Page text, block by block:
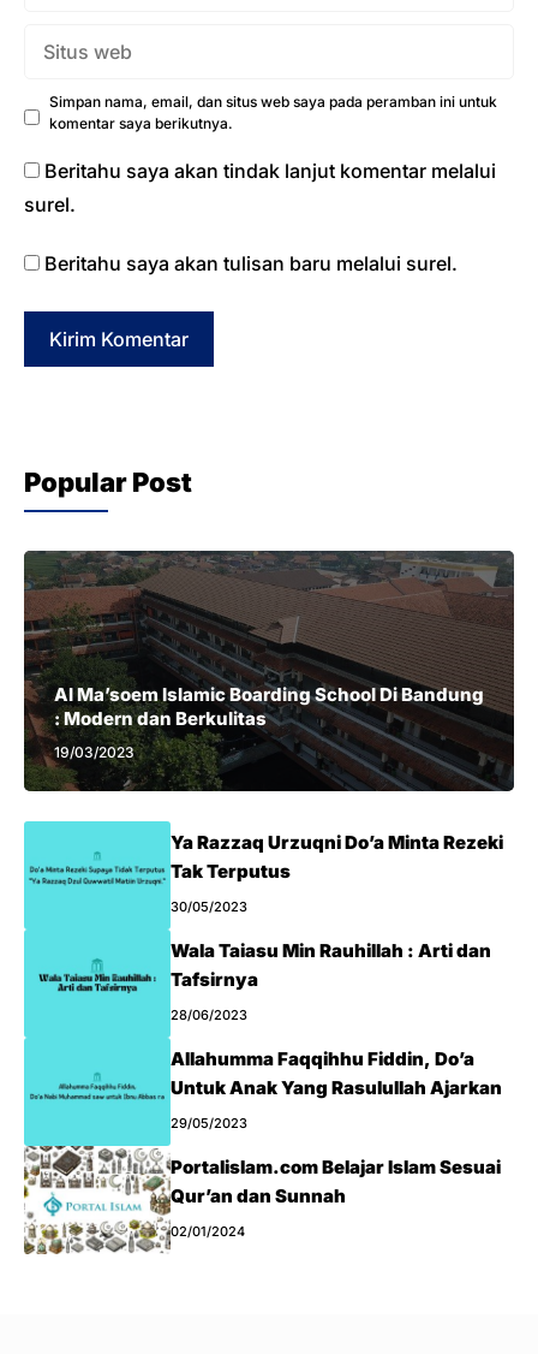
Simpan nama, email, dan situs web saya pada peramban ini untuk
komentar saya berikutnya.
Beritahu saya akan tindak lanjut komentar melalui
surel.
Beritahu saya akan tulisan baru melalui surel.
Popular Post
Al Ma’soem Islamic Boarding School Di Bandung
: Modern dan Berkulitas
19/03/2023
Ya Razzaq Urzuqni Do’a Minta Rezeki
Tak Terputus
30/05/2023
Wala Taiasu Min Rauhillah : Arti dan
Tafsirnya
28/06/2023
Allahumma Faqqihhu Fiddin, Do’a
Untuk Anak Yang Rasulullah Ajarkan
29/05/2023
Portalislam.com Belajar Islam Sesuai
Qur’an dan Sunnah
02/01/2024